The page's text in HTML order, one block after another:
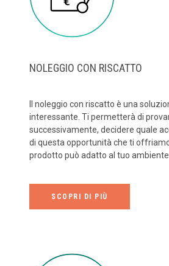
NOLEGGIO CON RISCATTO
Il noleggio con riscatto è una
interessante. Ti permetterà di
successivamente, decidere quale
di questa opportunità che ti
prodotto può adatto al tuo ambiente.
SCOPRI DI PIÙ